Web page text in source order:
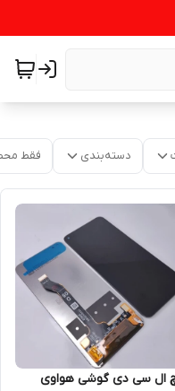
دسته‌بندی فقط
ال سی دی گوشی هواوی